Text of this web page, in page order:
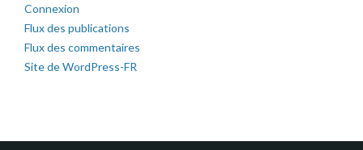
Connexion
Flux des publications
Flux des commentaires
Site de WordPress-FR